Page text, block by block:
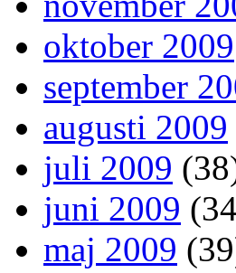
oktober 2009
september
augusti 2009
juli 2009
juni 2009
maj 2009